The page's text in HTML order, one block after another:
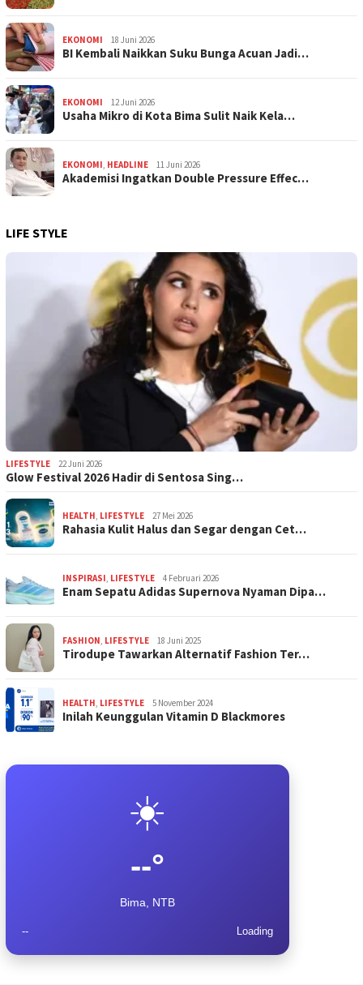
EKONOMI 18 Juni 2026
BI Kembali Naikkan Suku Bunga Acuan Jadi…
EKONOMI 12 Juni 2026
Usaha Mikro di Kota Bima Sulit Naik Kela…
EKONOMI, HEADLINE 11 Juni 2026
Akademisi Ingatkan Double Pressure Effec…
LIFE STYLE
LIFESTYLE 22 Juni 2026
Glow Festival 2026 Hadir di Sentosa Sing…
HEALTH, LIFESTYLE 27 Mei 2026
Rahasia Kulit Halus dan Segar dengan Cet…
INSPIRASI, LIFESTYLE 4 Februari 2026
Enam Sepatu Adidas Supernova Nyaman Dipa…
FASHION, LIFESTYLE 18 Juni 2025
Tirodupe Tawarkan Alternatif Fashion Ter…
HEALTH, LIFESTYLE 5 November 2024
Inilah Keunggulan Vitamin D Blackmores
☀️
--°
Bima, NTB
-- Loading